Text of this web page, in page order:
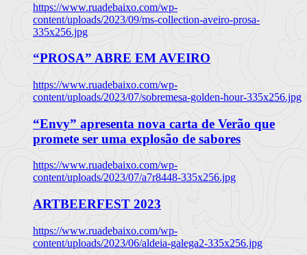
https://www.ruadebaixo.com/wp-
content/uploads/2023/09/ms-collection-aveiro-prosa-
335x256.jpg
“PROSA” ABRE EM AVEIRO
https://www.ruadebaixo.com/wp-
content/uploads/2023/07/sobremesa-golden-hour-335x256.jpg
“Envy” apresenta nova carta de Verão que
promete ser uma explosão de sabores
https://www.ruadebaixo.com/wp-
content/uploads/2023/07/a7r8448-335x256.jpg
ARTBEERFEST 2023
https://www.ruadebaixo.com/wp-
content/uploads/2023/06/aldeia-galega2-335x256.jpg